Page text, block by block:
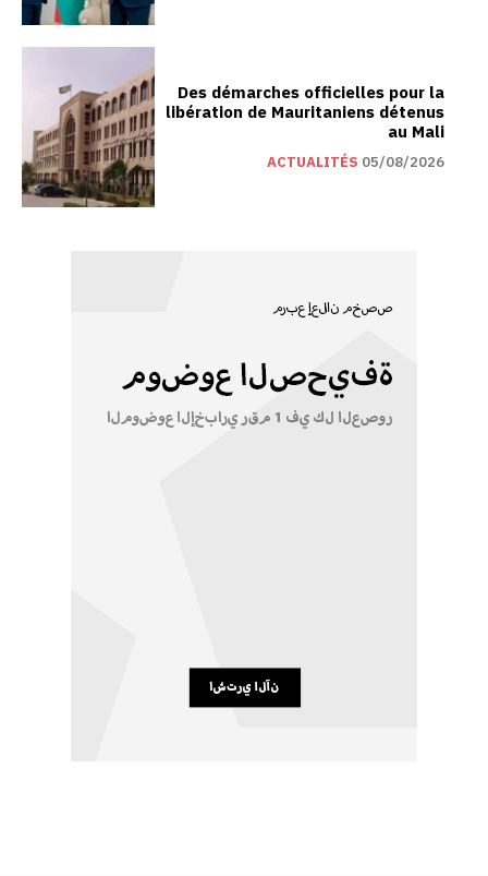
Des démarches officielles pour la
libération de Mauritaniens détenus
au Mali
ACTUALITÉS 05/08/2026